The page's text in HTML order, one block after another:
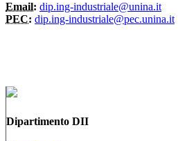
Email: dip.ing-industriale@unina.it
PEC: dip.ing-industriale@pec.unina.it
Dipartimento DII